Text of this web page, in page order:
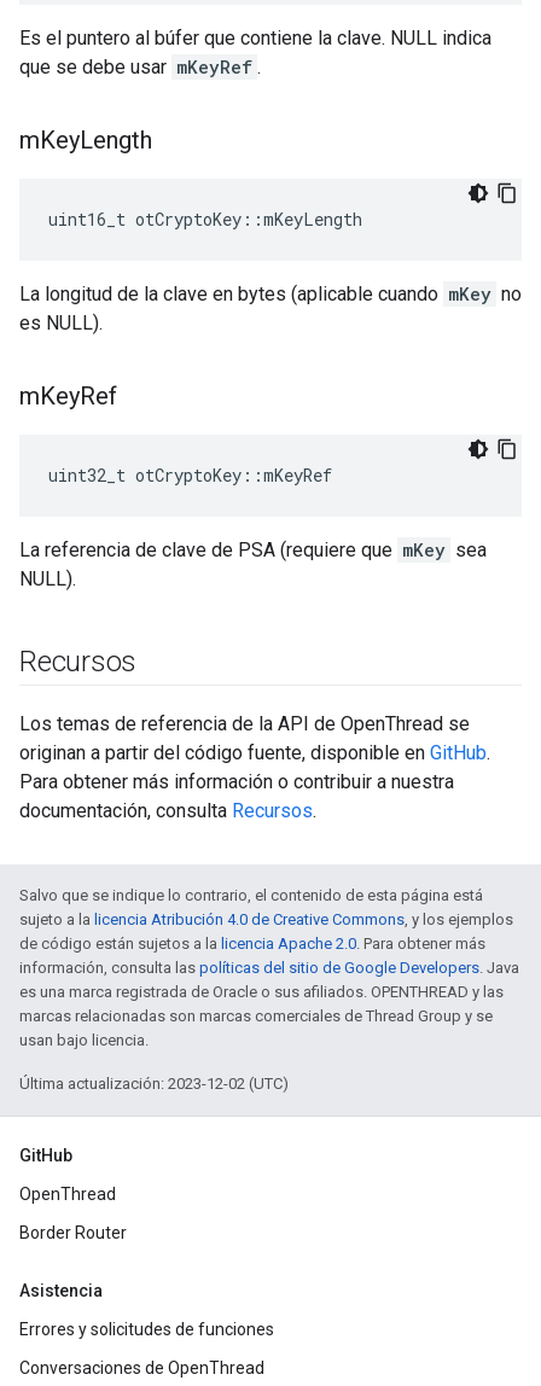
Es el puntero al búfer que contiene la clave. NULL indica
que se debe usar mKeyRef .
mKeyLength
uint16_t otCryptoKey ::mKeyLength
La longitud de la clave en bytes (aplicable cuando mKey no
es NULL).
mKeyRef
uint32_t otCryptoKey ::mKeyRef
La referencia de clave de PSA (requiere que mKey sea
NULL).
Recursos
Los temas de referencia de la API de OpenThread se
originan a partir del código fuente, disponible en GitHub.
Para obtener más información o contribuir a nuestra
documentación, consulta Recursos.
Salvo que se indique lo contrario, el contenido de esta página está
sujeto a la licencia Atribución 4.0 de Creative Commons, y los ejemplos
de código están sujetos a la licencia Apache 2.0. Para obtener más
información, consulta las políticas del sitio de Google Developers. Java
es una marca registrada de Oracle o sus afiliados. OPENTHREAD y las
marcas relacionadas son marcas comerciales de Thread Group y se
usan bajo licencia.
Última actualización: 2023-12-02 (UTC)
GitHub
OpenThread
Border Router
Asistencia
Errores y solicitudes de funciones
Conversaciones de OpenThread